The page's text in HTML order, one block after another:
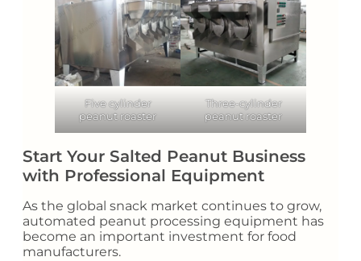
Five cylinder
peanut roaster
Three-cylinder
peanut roaster
Start Your Salted Peanut Business
with Professional Equipment
As the global snack market continues to grow,
automated peanut processing equipment has
become an important investment for food
manufacturers.